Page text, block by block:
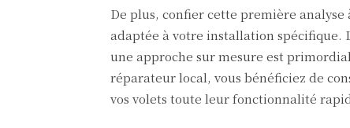
De plus, confier cette première
adaptée à votre installation spécifique.
une approche sur mesure est
réparateur local, vous bénéficiez de
vos volets toute leur fonctionnalité